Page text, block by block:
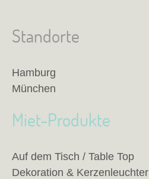
Standorte
Hamburg
München
Miet-Produkte
Auf dem Tisch / Table Top
Dekoration & Kerzenleuchter